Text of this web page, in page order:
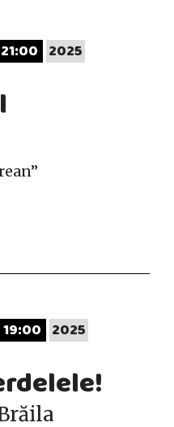
21:00 2025
19:00 2025